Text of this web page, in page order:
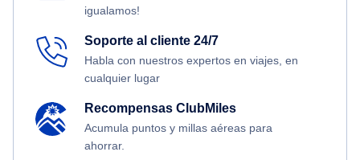
igualamos!
Soporte al cliente 24/7
Habla con nuestros expertos en viajes, en
cualquier lugar
Recompensas ClubMiles
Acumula puntos y millas aéreas para
ahorrar.